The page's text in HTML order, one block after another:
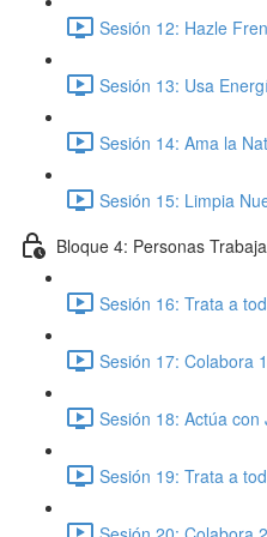
Sesión 12: Hazle
Sesión 13: Usa
Sesión 14: Ama la
Sesión 15: Limpia
Bloque 4: Personas
Sesión 16: Trata a
Sesión 17: Colabora
Sesión 18: Actúa con
Sesión 19: Trata a